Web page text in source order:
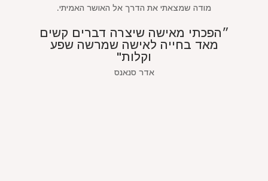
מודה שמצאתי את הדרך אל האושר האמיתי.
״הפכתי מאישה שיצרה דברים קשים
מאד בחייה לאישה שמרשה שפע
וקלות"
אדר סנאנס